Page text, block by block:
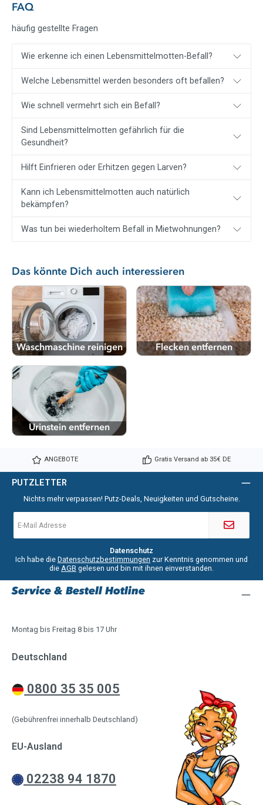
FAQ
häufig gestellte Fragen
Wie erkenne ich einen Lebensmittelmotten-Befall?
Welche Lebensmittel werden besonders oft befallen?
Wie schnell vermehrt sich ein Befall?
Sind Lebensmittelmotten gefährlich für die
Gesundheit?
Hilft Einfrieren oder Erhitzen gegen Larven?
Kann ich Lebensmittelmotten auch natürlich
bekämpfen?
Was tun bei wiederholtem Befall in Mietwohnungen?
Das könnte Dich auch interessieren
Waschmaschine reinigen Flecken entfernen
Urinstein entfernen
ANGEBOTE Gratis Versand ab 35€ DE
PUTZLETTER
Nichts mehr verpassen! Putz-Deals, Neuigkeiten und Gutscheine.
Mail-
*
Datenschutz
Ich habe die Datenschutzbestimmungen zur Kenntnis genommen und
die AGB gelesen und bin mit ihnen einverstanden.
Service & Bestell Hotline
Montag bis Freitag 8 bis 17 Uhr
Deutschland
0800 35 35 005
(Gebührenfrei innerhalb Deutschland)
EU-Ausland
02238 94 1870